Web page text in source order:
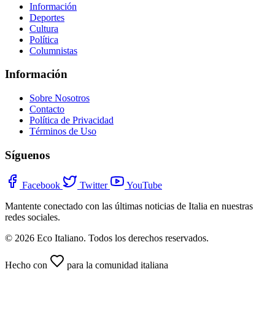
Información
Deportes
Cultura
Política
Columnistas
Información
Sobre Nosotros
Contacto
Política de Privacidad
Términos de Uso
Síguenos
Facebook Twitter
YouTube
Mantente conectado con las últimas noticias de Italia en nuestras
redes sociales.
© 2026 Eco Italiano. Todos los derechos reservados.
Hecho con para la comunidad italiana